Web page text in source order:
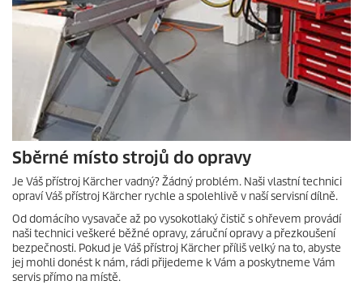
Sběrné místo strojů do opravy
Je Váš přístroj Kärcher vadný? Žádný problém. Naši vlastní technici
opraví Váš přístroj Kärcher rychle a spolehlivě v naší servisní dílně.
Od domácího vysavače až po vysokotlaký čistič s ohřevem provádí
naši technici veškeré běžné opravy, záruční opravy a přezkoušení
bezpečnosti. Pokud je Váš přístroj Kärcher příliš velký na to, abyste
jej mohli donést k nám, rádi přijedeme k Vám a poskytneme Vám
servis přímo na místě.